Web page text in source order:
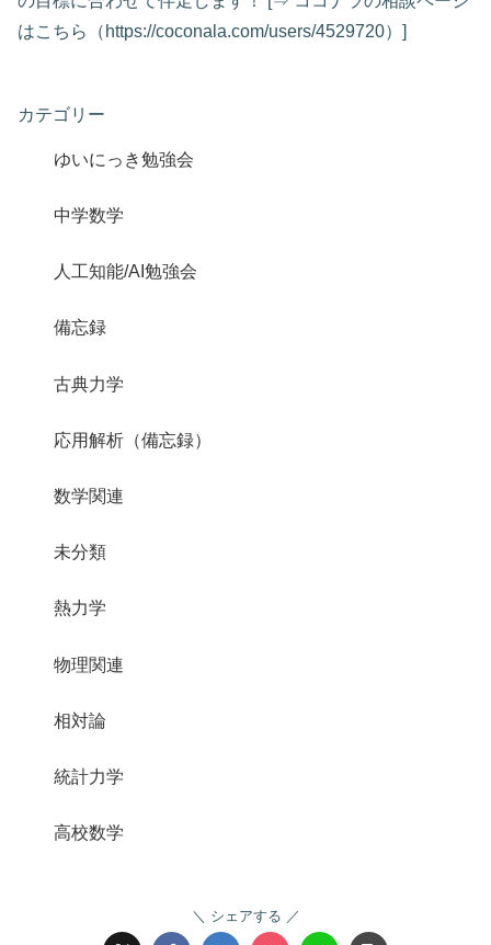
はこちら（https://coconala.com/users/4529720）]
カテゴリー
ゆいにっき勉強会
中学数学
人工知能/AI勉強会
備忘録
古典力学
応用解析（備忘録）
数学関連
未分類
熱力学
物理関連
相対論
統計力学
高校数学
シェアする